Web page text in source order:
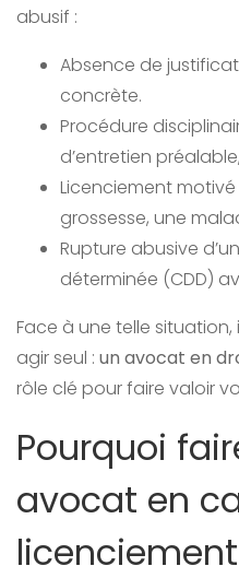
abusif :
Absence de
concrète.
Procédure
d’entretien
Licenciement
grossesse, une
Rupture abusive
déterminée (CDD)
Face à une telle
agir seul : un avocat en
rôle clé pour faire valoir
Pourquoi
avocat en